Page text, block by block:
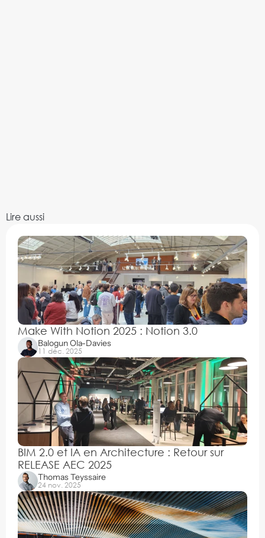
Lire aussi
Make With Notion 2025 : Notion 3.0
Balogun Ola-Davies
11 déc. 2025
BIM 2.0 et IA en Architecture : Retour sur
RELEASE AEC 2025
Thomas Teyssaire
24 nov. 2025